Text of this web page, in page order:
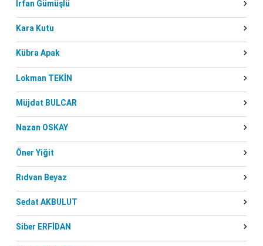
İrfan Gümüşlü
Kara Kutu
Kübra Apak
Lokman TEKİN
Müjdat BULCAR
Nazan OSKAY
Öner Yiğit
Rıdvan Beyaz
Sedat AKBULUT
Siber ERFİDAN